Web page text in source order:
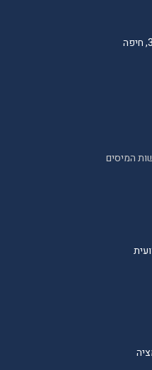
המיסים